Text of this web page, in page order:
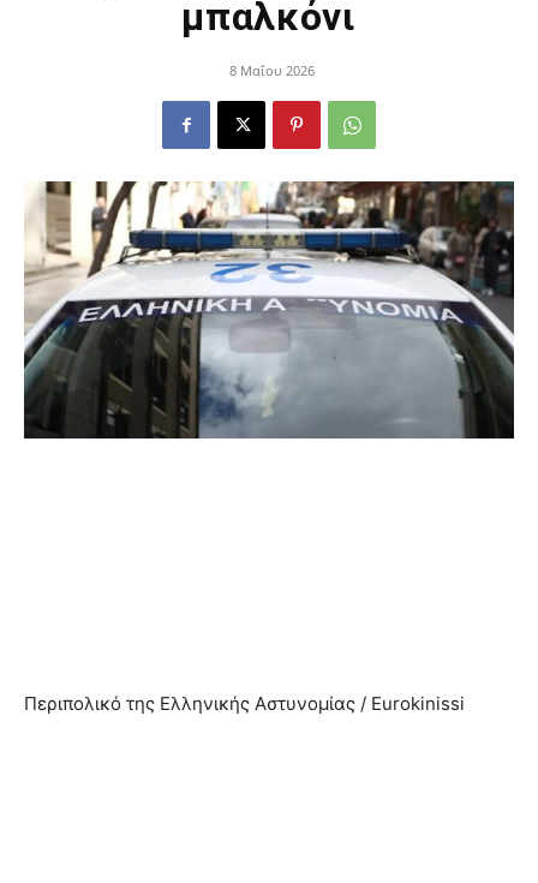
μπαλκόνι
8 Μαΐου 2026
Περιπολικό της Ελληνικής Αστυνομίας / Eurokinissi